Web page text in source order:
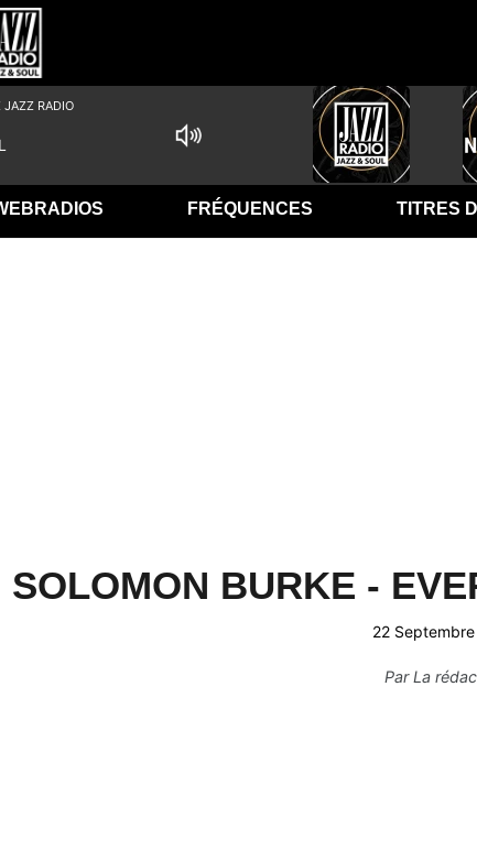
FRÉQUENCES TITRES
SOLOMON BURKE -
22
ParLa
JAZZ RADIO